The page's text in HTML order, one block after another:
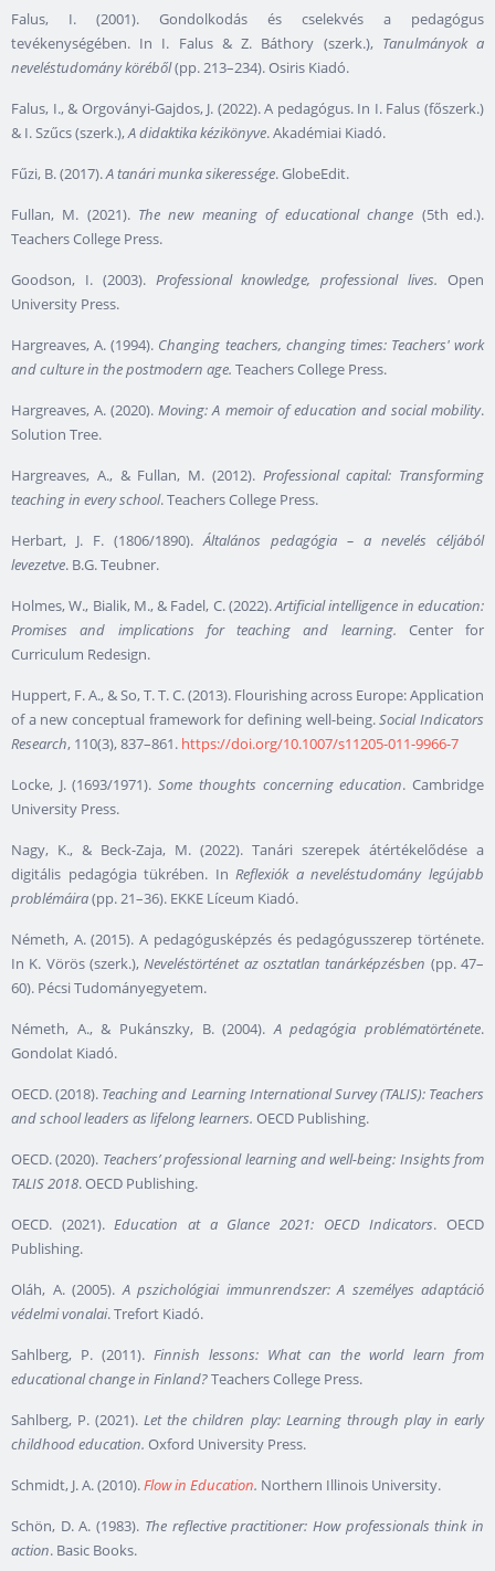
Falus, I. (2001). Gondolkodás és cselekvés a pedagógus
tevékenységében. In I. Falus & Z. Báthory (szerk.), Tanulmányok a
neveléstudomány köréből(pp. 213–234). Osiris Kiadó.
Falus, I., & Orgoványi-Gajdos, J. (2022). A pedagógus. In I. Falus (főszerk.)
& I. Szűcs (szerk.),A didaktika kézikönyve. Akadémiai Kiadó.
Fűzi, B. (2017).A tanári munka sikeressége. GlobeEdit.
Fullan, M. (2021). The new meaning of educational change (5th ed.).
Teachers College Press.
Goodson, I. (2003). Professional knowledge, professional lives. Open
University Press.
Hargreaves, A. (1994). Changing teachers, changing times: Teachers' work
and culture in the postmodern age. Teachers College Press.
Hargreaves, A. (2020). Moving: A memoir of education and social mobility.
Solution Tree.
Hargreaves, A., & Fullan, M. (2012). Professional capital: Transforming
teaching in every school. Teachers College Press.
Herbart, J. F. (1806/1890).Általános pedagógia – a nevelés céljából
levezetve. B.G. Teubner.
Holmes, W., Bialik, M., & Fadel, C. (2022).Artificial intelligence in education:
Promises and implications for teaching and learning. Center for
Curriculum Redesign.
Huppert, F. A., & So, T. T. C. (2013). Flourishing across Europe: Application
of a new conceptual framework for defining well-being.Social Indicators
Research, 110(3), 837–861. https://doi.org/10.1007/s11205-011-9966-7
Locke, J. (1693/1971).Some thoughts concerning education. Cambridge
University Press.
Nagy, K., & Beck-Zaja, M. (2022). Tanári szerepek átértékelődése a
digitális pedagógia tükrében. InReflexiók a neveléstudomány legújabb
problémáira(pp. 21–36). EKKE Líceum Kiadó.
Németh, A. (2015). A pedagógusképzés és pedagógusszerep története.
In K. Vörös (szerk.),Neveléstörténet az osztatlan tanárképzésben (pp. 47–
60). Pécsi Tudományegyetem.
Németh, A., & Pukánszky, B. (2004).A pedagógia problématörténete.
Gondolat Kiadó.
OECD. (2018). Teaching and Learning International Survey (TALIS): Teachers
and school leaders as lifelong learners. OECD Publishing.
OECD. (2020). Teachers’ professional learning and well-being: Insights from
TALIS 2018. OECD Publishing.
OECD. (2021).Education at a Glance 2021: OECD Indicators. OECD
Publishing.
Oláh, A. (2005).A pszichológiai immunrendszer: A személyes adaptáció
védelmi vonalai. Trefort Kiadó.
Sahlberg, P. (2011). Finnish lessons: What can the world learn from
educational change in Finland?Teachers College Press.
Sahlberg, P. (2021).Let the children play: Learning through play in early
childhood education. Oxford University Press.
Schmidt, J. A. (2010).Flow in Education. Northern Illinois University.
Schön, D. A. (1983). The reflective practitioner: How professionals think in
action. Basic Books.